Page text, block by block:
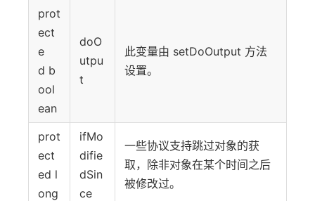
prot
ect
e
d b
ool
ean
doO
utpu
t
此变量由 setDoOutput 方法
设置。
prot
ect
ed l
ong
ifMo
difie
dSin
ce
一些协议支持跳过对象的获
取，除非对象在某个时间之后
被修改过。